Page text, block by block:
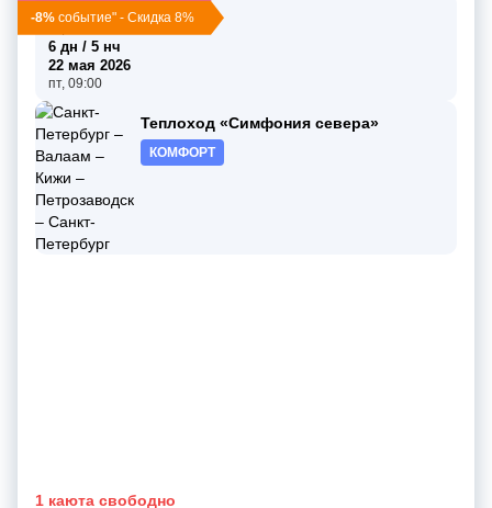
-8% событие" - Скидка 8%
17 мая 2026
6 дн / 5 нч
22 мая 2026
пт, 09:00
Теплоход «Симфония севера»
КОМФОРТ
1 каюта свободно